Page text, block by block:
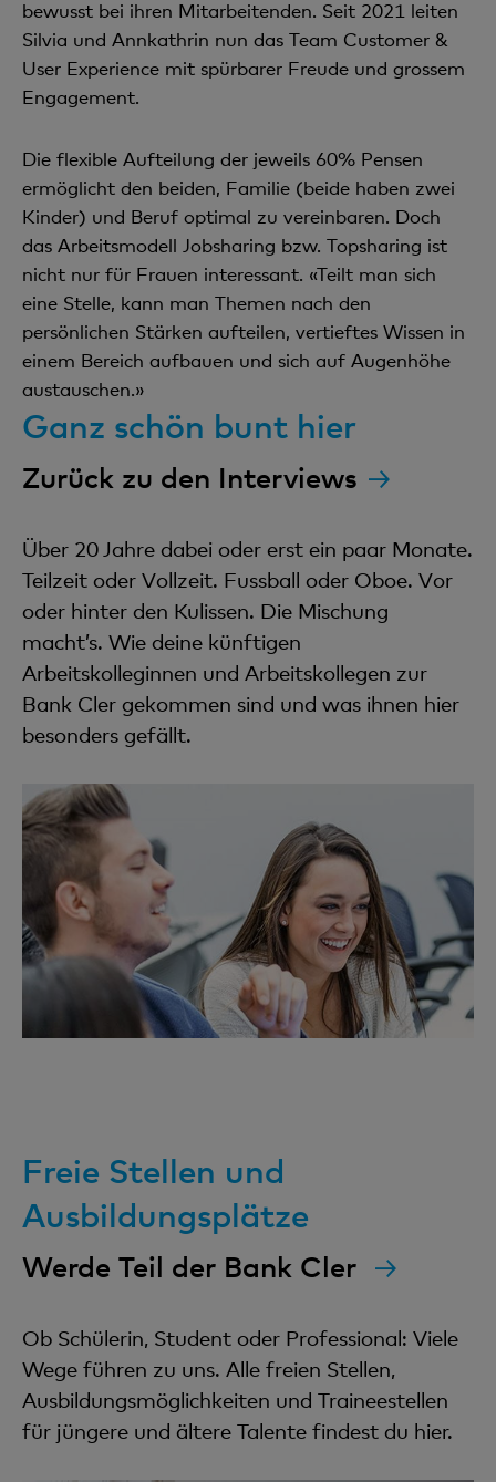
bewusst bei ihren Mitarbeitenden. Seit 2021 leiten
Silvia und Annkathrin nun das Team Customer &
User Experience mit spürbarer Freude und grossem
Engagement.
Die flexible Aufteilung der jeweils 60% Pensen
ermöglicht den beiden, Familie (beide haben zwei
Kinder) und Beruf optimal zu vereinbaren. Doch
das Arbeitsmodell Jobsharing bzw. Topsharing ist
nicht nur für Frauen interessant. «Teilt man sich
eine Stelle, kann man Themen nach den
persönlichen Stärken aufteilen, vertieftes Wissen in
einem Bereich aufbauen und sich auf Augenhöhe
austauschen.»
Ganz schön bunt hier
Zurück zu den Interviews
Über 20 Jahre dabei oder erst ein paar Monate.
Teilzeit oder Vollzeit. Fussball oder Oboe. Vor
oder hinter den Kulissen. Die Mischung
macht’s. Wie deine künftigen
Arbeitskolleginnen und Arbeitskollegen zur
Bank Cler gekommen sind und was ihnen hier
besonders gefällt.
Freie Stellen und
Ausbildungsplätze
Werde Teil der Bank Cler
Ob Schülerin, Student oder Professional: Viele
Wege führen zu uns. Alle freien Stellen,
Ausbildungsmöglichkeiten und Traineestellen
für jüngere und ältere Talente findest du hier.